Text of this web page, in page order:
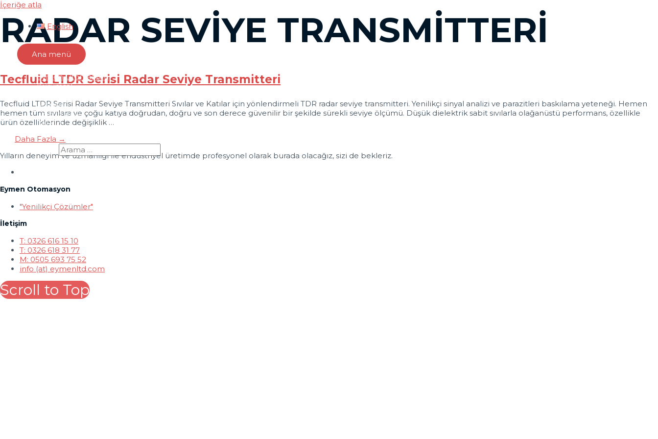
İçeriğe atla
English
Ana menü
Eymen Otomasyon
Kurumsal
Markalar
Dokümanlar
İletişim
RADAR SEVIYE TRANSMITTERI
Tecfluid LTDR Serisi Radar Seviye Transmitteri
Tecfluid LTDR Serisi Radar Seviye Transmitteri Sıvılar ve Katılar için yönlendirmeli TDR radar seviye transmitteri. Yenilikçi sinyal analizi ve parazitleri baskılama yeteneği. Hemen
hemen tüm sıvılara ve çoğu katıya doğrudan, doğru ve son derece güvenilir bir şekilde sürekli seviye ölçümü. Düşük dielektrik sabit sıvılarla olağanüstü performans, özellikle
ürün özelliklerinde değişiklik …
Daha Fazla →
Yılların deneyim ve uzmanlığı ile endüstriyel üretimde profesyonel olarak burada olacağız, sizi de bekleriz.
Eymen Otomasyon
"Yenilikçi Çözümler"
İletişim
T: 0326 616 15 10
T: 0326 618 31 77
M: 0505 693 75 52
info (at) eymenltd.com
Scroll to Top